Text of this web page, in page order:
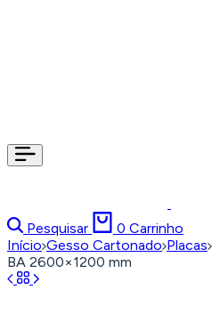
Pesquisar 0 Carrinho
Início Gesso Cartonado Placas
BA 2600×1200 mm